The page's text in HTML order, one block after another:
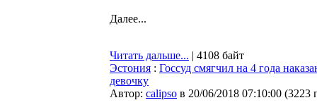
Далее...
Читать дальше... | 4108 байт
Эстония : Госсуд смягчил на 4 года
девочку
Автор: calipso в 20/06/2018 07:10:00 (3223